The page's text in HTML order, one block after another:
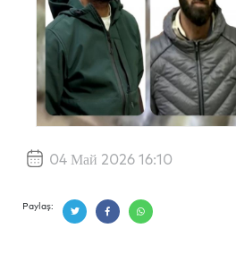
04 Май 2026 16:10
Paylaş: